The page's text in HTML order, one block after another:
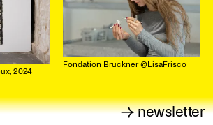
→ newsletter
2024
Fondation Bruckner @LisaFrisco